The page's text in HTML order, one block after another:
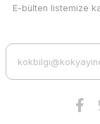
Ürün resmi
E-bülten listemize